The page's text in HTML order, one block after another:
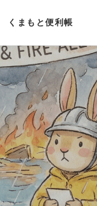
くまもと便利帳